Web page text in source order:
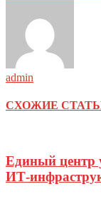
admin
СХОЖИЕ
Единый центр
ИТ-